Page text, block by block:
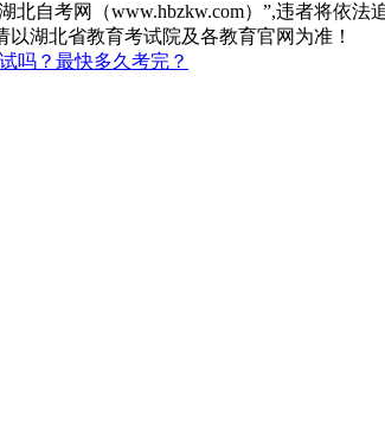
自考网（www.hbzkw.com）”,违者将依法
湖北省教育考试院及各教育官网为准！
吗？最快多久考完？